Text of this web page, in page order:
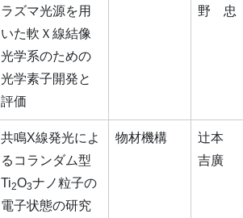
ラズマ光源を用
いた軟Ｘ線結像
光学系のための
光学素子開発と
評価
野 忠
共鳴X線発光によ
るコランダム型
Ti2O3ナノ粒子の
電子状態の研究
物材機構
辻本
吉廣